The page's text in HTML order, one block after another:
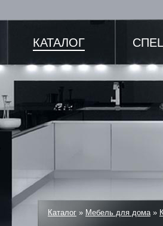
КАТАЛОГ
Каталог » Мебель для дома»